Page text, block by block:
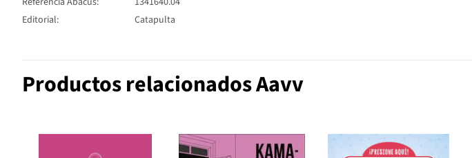
Editorial:
Catapulta
Productos relacionados Aavv